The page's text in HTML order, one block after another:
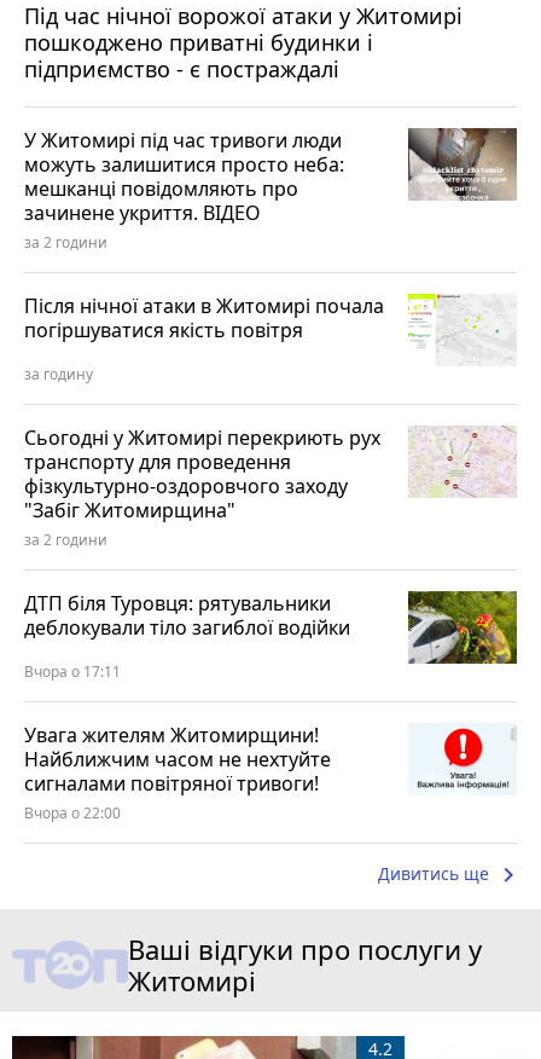
Під час нічної ворожої атаки у Житомирі
пошкоджено приватні будинки і
підприємство - є постраждалі
У Житомирі під час тривоги люди
можуть залишитися просто неба:
мешканці повідомляють про
зачинене укриття. ВІДЕО
за 2 години
Після нічної атаки в Житомирі почала
погіршуватися якість повітря
за годину
Сьогодні у Житомирі перекриють рух
транспорту для проведення
фізкультурно-оздоровчого заходу
"Забіг Житомирщина"
за 2 години
ДТП біля Туровця: рятувальники
деблокували тіло загиблої водійки
Вчора о 17:11
Увага жителям Житомирщини!
Найближчим часом не нехтуйте
сигналами повітряної тривоги!
Вчора о 22:00
Дивитись ще keyboard_arrow_right
Ваші відгуки про послуги у
Житомирі
4.2